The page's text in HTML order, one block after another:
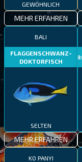
GEWÖHNLICH
MEHR ERFAHREN
BALI
FLAGGENSCHWANZ-
DOKTORFISCH
SELTEN
MEHR ERFAHREN
KO PANYI